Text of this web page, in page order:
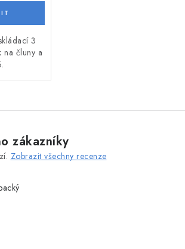
3
na čluny a
zákazníky
Zobrazit všechny recenze